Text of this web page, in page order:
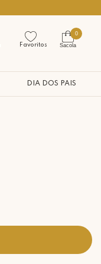
Favoritos
0
Sacola
DIA DOS PAIS